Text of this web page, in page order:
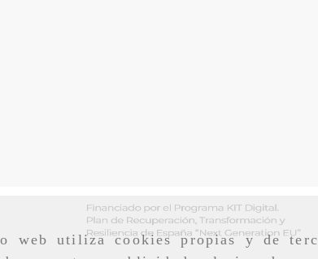
web utiliza cookies propias y de